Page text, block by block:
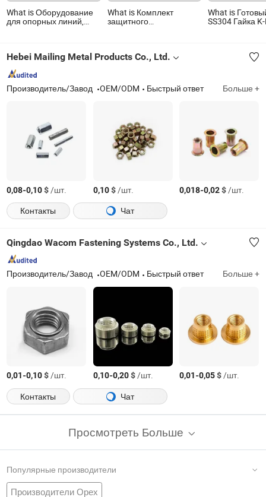
What is Оборудование
для опорных линий,
What is Комплект
защитного
гайками для
What is
SS304 Гайка
Hebei Mailing Metal Products Co., Ltd.
Производитель/Завод OEM/ODM Быстрый ответ Больше +
0,08-0,10$/шт. 0,10$/шт. 0,018-0,02$/шт.
Контакты
Чат
Qingdao Wacom Fastening Systems Co., Ltd.
Производитель/Завод OEM/ODM Быстрый ответ Больше +
0,01-0,10$/шт. 0,10-0,20$/шт. 0,01-0,05$/шт.
Контакты
Чат
Просмотреть Больше
Популярные производители
Производители Орех